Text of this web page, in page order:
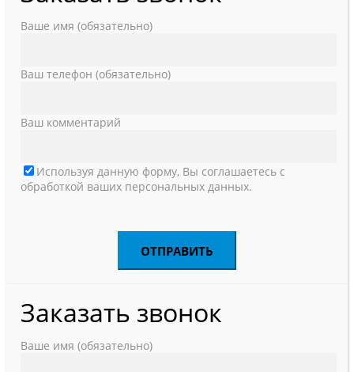
Ваше имя (обязательно)
Ваш телефон (обязательно)
Ваш комментарий
Используя данную форму, Вы соглашаетесь с
обработкой ваших персональных данных.
Заказать звонок
Ваше имя (обязательно)